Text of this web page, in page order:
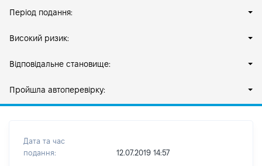
Період подання:
Високий ризик:
Відповідальне становище:
Пройшла автоперевірку:
Дата та час
подання:
12.07.2019 14:57